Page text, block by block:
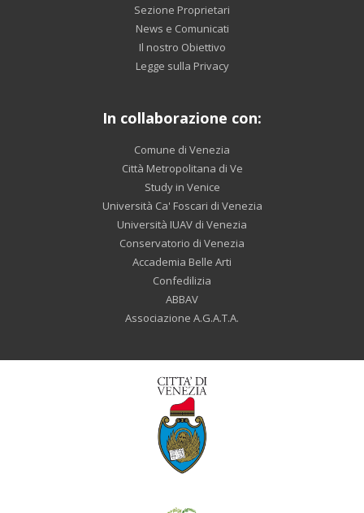
Sezione Proprietari
News e Comunicati
Il nostro Obiettivo
Legge sulla Privacy
In collaborazione con:
Comune di Venezia
Città Metropolitana di Ve
Study in Venice
Università Ca' Foscari di Venezia
Università IUAV di Venezia
Conservatorio di Venezia
Accademia Belle Arti
Confedilizia
ABBAV
Associazione A.G.A.T.A.